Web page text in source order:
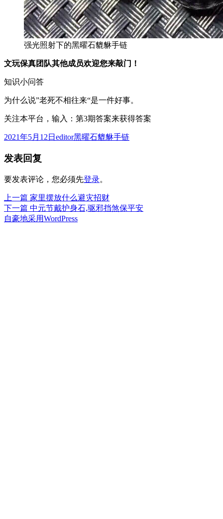
强光照射下的黑曜石貔貅手链
文玩保真团队其他成员欢迎您来敲门！
知识小问答
为什么说”老死不相往来“是一件好事。
关注本平台，输入：第3期答案来获得答案
发
于
2021年5月12日 作
editor分
黑曜石貔貅手链
发表回复
要发表评论，您必须先登录。
文
章
上一篇 上
篇
文
家里摆放什么避灾招财
下一篇 下
篇
中元节戴护身石,驱邪挡煞保平安
自豪地采用WordPress